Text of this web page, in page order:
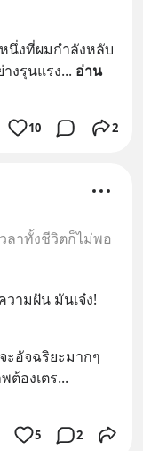
นึ่งที่ผมกำลังหลับ
งรุนแรง... อ่าน
10 2
ลาทั้งชีวิตก็ไม่พอ
วามฝัน มันเจ๋ง!
ะอัจฉริยะมากๆ
ต้องเตร...
5 2